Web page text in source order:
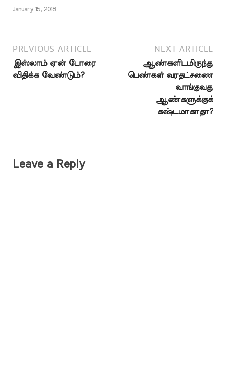
January 15, 2018
PREVIOUS ARTICLE
இஸ்லாம் ஏன் போரை
விதிக்க வேண்டும்?
NEXT ARTICLE
ஆண்களிடமிருந்து
பெண்கள் வரதட்சணை
வாங்குவது
ஆண்களுக்குக்
கஷ்டமாகாதா?
Leave a Reply